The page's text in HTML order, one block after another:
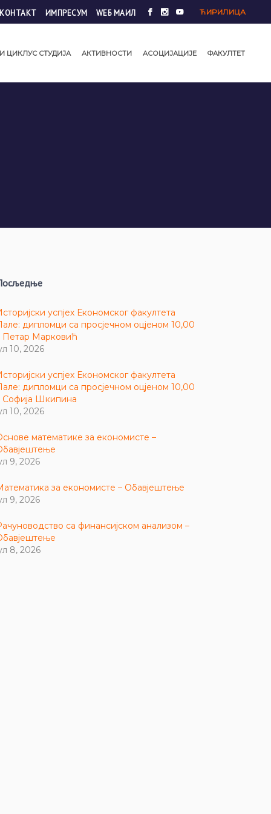
КОНТАКТ ИМПРЕСУМ WЕБ МАИЛ ЋИРИЛИЦА
ЦИКЛУС СТУДИЈА АКТИВНОСТИ АСОЦИЈАЦИЈЕ ФАКУЛТЕТ
успјех Економског факултета
дипломци са просјечном оцјеном 10,00
Петар Марковић
10, 2026
успјех Економског факултета
дипломци са просјечном оцјеном 10,00
Софија Шкипина
10, 2026
математике за економисте –
9, 2026
за економисте – Обавјештење
9, 2026
са финансијском анализом –
8, 2026